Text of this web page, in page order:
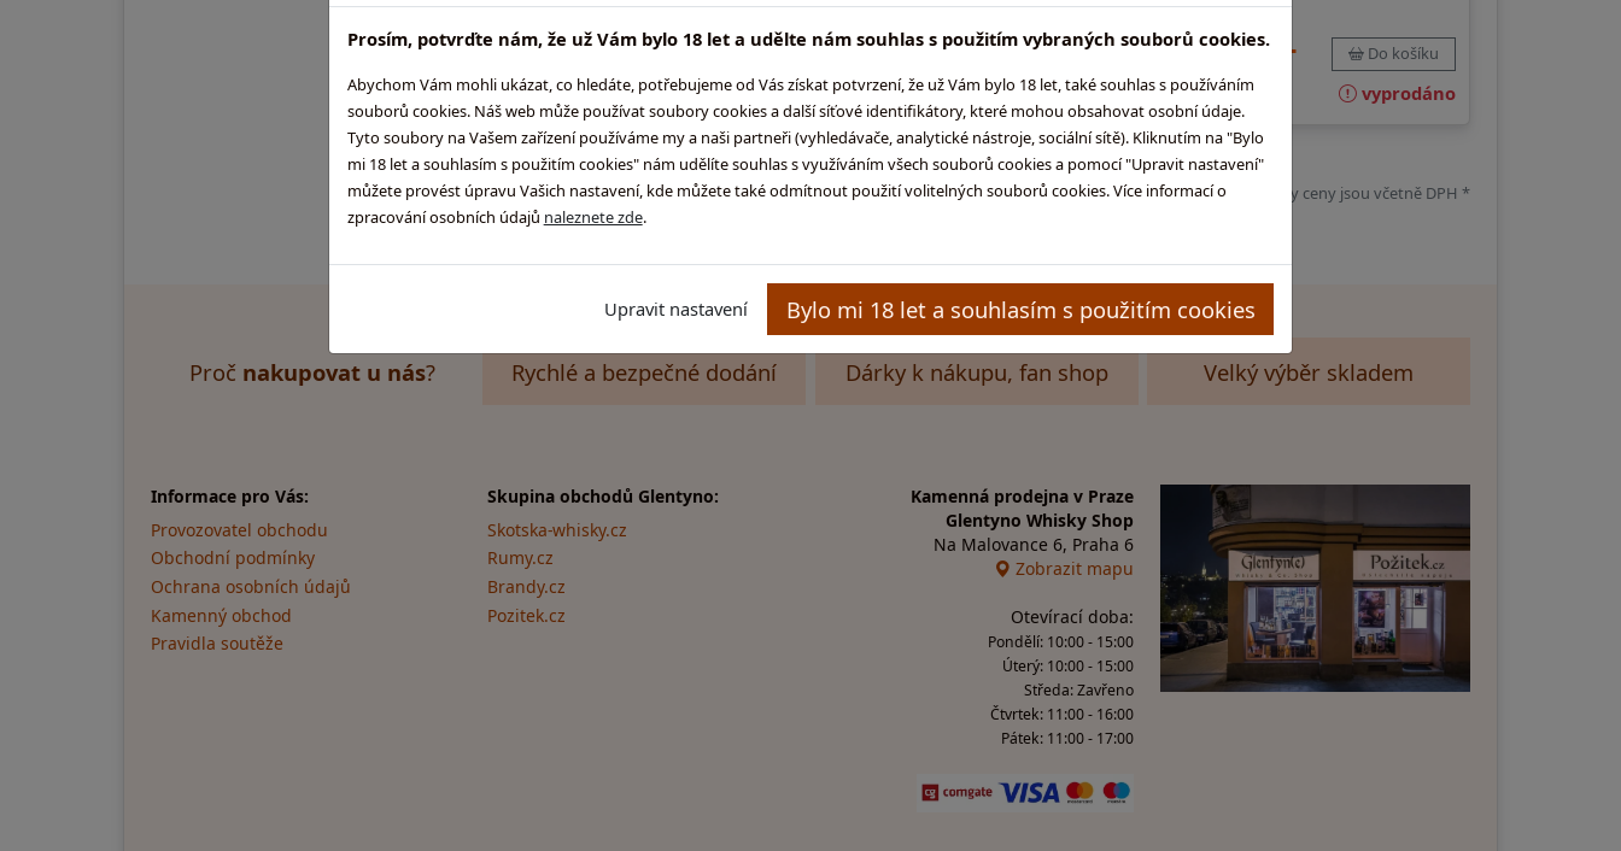
Prosím, potvrďte nám, že už Vám bylo 18 let a udělte nám souhlas s použitím vybraných souborů cookies.
Abychom Vám mohli ukázat, co hledáte, potřebujeme od Vás získat potvrzení, že už Vám bylo 18 let, také souhlas s používáním
souborů cookies. Náš web může používat soubory cookies a další síťové identifikátory, které mohou obsahovat osobní údaje.
Tyto soubory na Vašem zařízení používáme my a naši partneři (vyhledávače, analytické nástroje, sociální sítě). Kliknutím na "Bylo
mi 18 let a souhlasím s použitím cookies" nám udělíte souhlas s využíváním všech souborů cookies a pomocí "Upravit nastavení"
můžete provést úpravu Vašich nastavení, kde můžete také odmítnout použití volitelných souborů cookies. Více informací o
zpracování osobních údajů naleznete zde.
Upravit nastavení Bylo mi 18 let a souhlasím s použitím cookies
1 679,-
skladem na prodejně
2 069,- Do košíku
skladem na prodejně
12 940,- Do košíku
vyprodáno
Pokud není uvedeno jinak, všechny ceny jsou včetně DPH *
Proč nakupovat u nás? Rychlé a bezpečné dodání Dárky k nákupu, fan shop Velký výběr skladem
Informace pro Vás:
Provozovatel obchodu
Obchodní podmínky
Ochrana osobních údajů
Kamenný obchod
Pravidla soutěže
Skupina obchodů Glentyno:
Skotska-whisky.cz
Rumy.cz
Brandy.cz
Pozitek.cz
Kamenná prodejna v Praze
Glentyno Whisky Shop
Na Malovance 6, Praha 6
Zobrazit mapu
Otevírací doba:
Pondělí: 10:00 - 15:00
Úterý: 10:00 - 15:00
Středa: Zavřeno
Čtvrtek: 11:00 - 16:00
Pátek: 11:00 - 17:00